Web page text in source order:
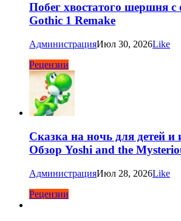
Побег хвостатого шершня с
Gothic 1 Remake
АдминистрацияИюл 30, 2026Like
Рецензии
Сказка на ночь для детей и
Обзор Yoshi and the
АдминистрацияИюл 28, 2026Like
Рецензии